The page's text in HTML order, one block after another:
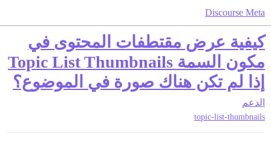
Discourse Meta
كيفية عرض مقتطفات المحتوى في
مكون السمة Topic List Thumbnails
إذا لم تكن هناك صورة في الموضوع؟
الدعم
topic-list-thumbnails